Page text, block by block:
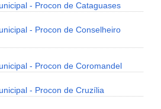
- Procon de Cataguases
- Procon de Conselheiro
- Procon de Coromandel
- Procon de Cruzília